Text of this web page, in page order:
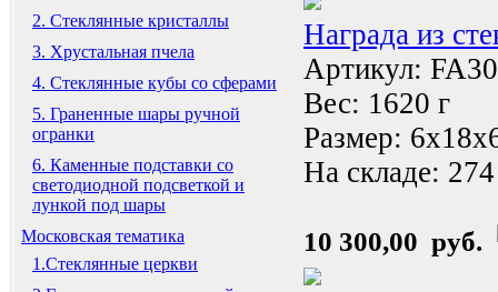
2. Стеклянные кристаллы
3. Хрустальная пчела
4. Стеклянные кубы со сферами
5. Граненные шары ручной
огранки
6. Каменные подставки со
светодиодной подсветкой и
лункой под шары
Московская тематика
1.Стеклянные церкви
Награда из
Артикул:
Вес: 1620 г
Размер:
На складе:
10 300,00 руб.